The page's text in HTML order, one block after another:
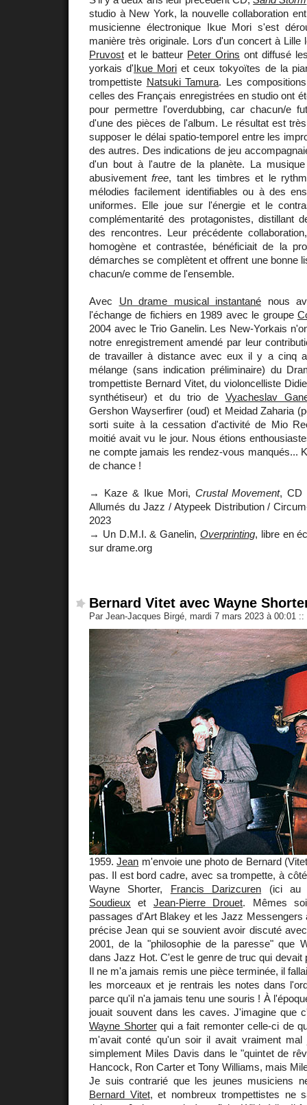
studio à New York, la nouvelle collaboration
musicienne électronique Ikue Mori s'est
manière très originale. Lors d'un concert à Lille
Pruvost et le batteur Peter Orins ont diffusé
yorkais d'Ikue Mori et ceux tokyoïtes de la
trompettiste Natsuki Tamura. Les
celles des Français enregistrées en studio ont
pour permettre l'overdubbing, car chacun/e
d'une des pièces de l'album. Le résultat est
supposer le délai spatio-temporel entre les
des autres. Des indications de jeu
d'un bout à l'autre de la planète. La
abusivementfree, tant les timbres et le
mélodies facilement identifiables ou à des
uniformes. Elle joue sur l'énergie et le
complémentarité des protagonistes, distillant
des rencontres. Leur précédente
homogène et contrastée, bénéficiait de la
démarches se complètent et offrent une bonne
chacun/e comme de l'ensemble.
Avec Un drame musical instantané nous
l'échange de fichiers en 1989 avec le groupe
2004 avec le Trio Ganelin. Les New-Yorkais
notre enregistrement amendé par leur
de travailler à distance avec eux il y a cinq
mélange (sans indication préliminaire) du
trompettiste Bernard Vitet, du violoncelliste
synthétiseur) et du trio de Vyacheslav
Gershon Wayserfirer (oud) et Meidad Zaharia
sorti suite à la cessation d'activité de Mio
moitié avait vu le jour. Nous étions
ne compte jamais les rendez-vous manqués...
de chance !
→ Kaze & Ikue Mori, Crustal Movement, CD
Allumés du Jazz / Atypeek Distribution /
2023
→ Un D.M.I. & Ganelin, Overprinting, libre en
sur drame.org
Bernard Vitet avec Wayne
Par Jean-Jacques Birgé, mardi 7 mars 2023 à 00:01 ::
1959.Jean m'envoie une photo de Bernard
pas. Il est bord cadre, avec sa trompette, à
Wayne Shorter, Francis Darizcuren (ici au
Soudieux et Jean-Pierre Drouet. Mêmes
passages d'Art Blakey et les Jazz Messengers
précise Jean qui se souvient avoir discuté
2001, de la "philosophie de la paresse" que
dans Jazz Hot. C'est le genre de truc qui devait
Il ne m'a jamais remis une pièce terminée, il
les morceaux et je rentrais les notes dans
parce qu'il n'a jamais tenu une souris ! À
jouait souvent dans les caves. J'imagine que
Wayne Shorterqui a fait remonter celle-ci de
m'avait conté qu'un soir il avait vraiment mal
simplement Miles Davis dans le "quintet de
Hancock, Ron Carter et Tony Williams, mais
Je suis contrarié que les jeunes musiciens
Bernard Vitet, et nombreux trompettistes ne